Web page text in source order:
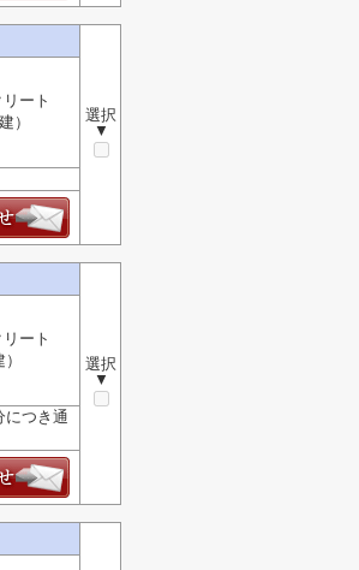
選択
▼
ート
）
選択
▼
ート
つき通